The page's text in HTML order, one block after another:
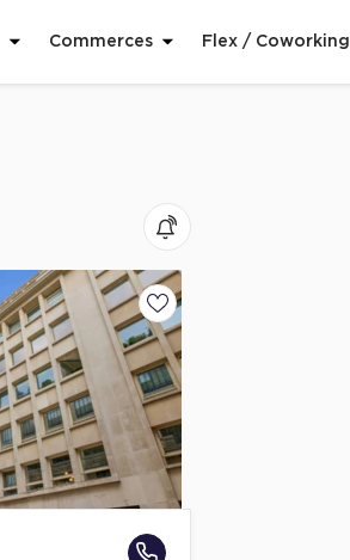
Commerces Flex / Coworking
Ajouter aux favoris